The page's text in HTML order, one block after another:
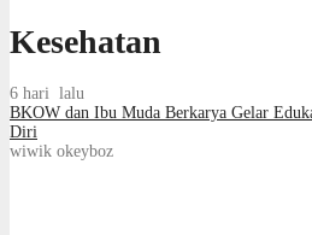
Kesehatan
6 hari lalu
BKOW dan Ibu Muda Berkarya Gelar
Diri
wiwik okeyboz